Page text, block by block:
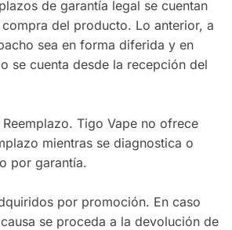
de garantía legal se cuentan
del producto. Lo anterior, a
sea en forma diferida y en
se cuenta desde la recepción del
Tigo Vape no ofrece
mientras se diagnostica o
por garantía.
por promoción. En caso
se proceda a la devolución de